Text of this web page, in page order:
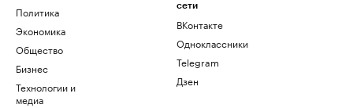
Политика
Экономика
Общество
Бизнес
Технологии и
медиа
сети
ВКонтакте
Одноклассники
Telegram
Дзен